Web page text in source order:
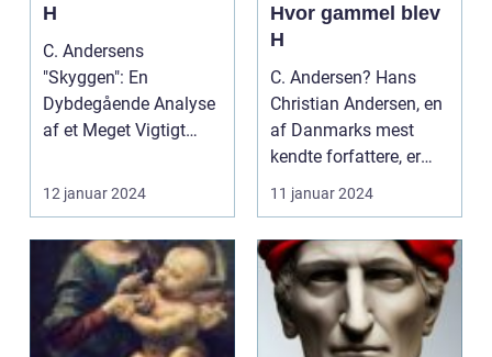
H
C. Andersens
"Skyggen": En
Dybdegående Analyse
af et Meget Vigtigt
Andersens "...
12 januar 2024
Hvor gammel blev
H
C. Andersen? Hans
Christian Andersen, en
af Danmarks mest
kendte forfattere, er
berømt for sine eve...
11 januar 2024